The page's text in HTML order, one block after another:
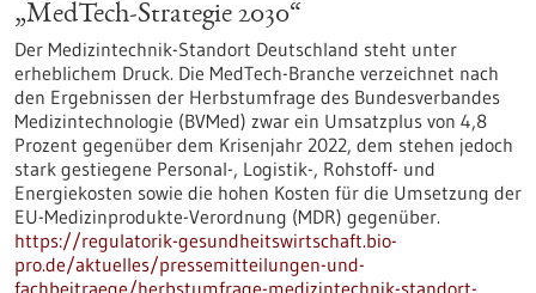
„MedTech-Strategie 2030“
Der Medizintechnik-Standort Deutschland steht unter
erheblichem Druck. Die MedTech-Branche verzeichnet nach
den Ergebnissen der Herbstumfrage des Bundesverbandes
Medizintechnologie (BVMed) zwar ein Umsatzplus von 4,8
Prozent gegenüber dem Krisenjahr 2022, dem stehen jedoch
stark gestiegene Personal-, Logistik-, Rohstoff- und
Energiekosten sowie die hohen Kosten für die Umsetzung der
EU-Medizinprodukte-Verordnung (MDR) gegenüber.
https://regulatorik-gesundheitswirtschaft.bio-
pro.de/aktuelles/pressemitteilungen-und-
fachbeitraege/herbstumfrage-medizintechnik-standort-